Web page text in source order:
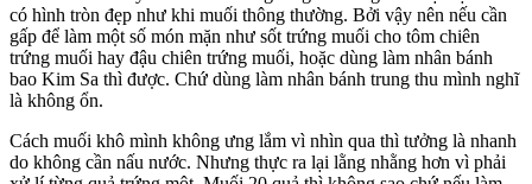
có hình tròn đẹp như khi muối thông thường. Bởi vậy nên nếu cần
gấp để làm một số món mặn như sốt trứng muối cho tôm chiên
trứng muối hay đậu chiên trứng muối, hoặc dùng làm nhân bánh
bao Kim Sa thì được. Chứ dùng làm nhân bánh trung thu mình nghĩ
là không ổn.
Cách muối khô mình không ưng lắm vì nhìn qua thì tưởng là nhanh
do không cần nấu nước. Nhưng thực ra lại lằng nhằng hơn vì phải